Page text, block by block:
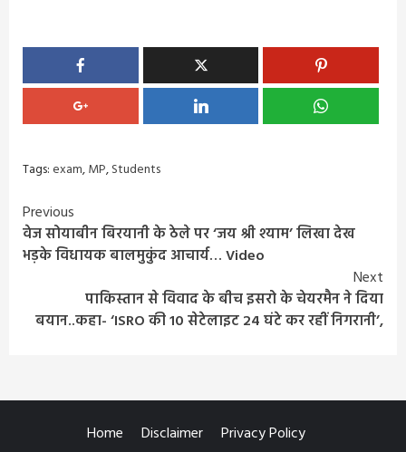
Tags: exam,MP,Students
Continue
Reading
Previous
वेज सोयाबीन बिरयानी के ठेले पर ‘जय श्री श्याम’ लिखा देख
भड़के विधायक बालमुकुंद आचार्य… Video
Next
पाकिस्तान से विवाद के बीच इसरो के चेयरमैन ने दिया
बयान..कहा- ‘ISRO की 10 सेटेलाइट 24 घंटे कर रहीं निगरानी’,
Home Disclaimer Privacy Policy